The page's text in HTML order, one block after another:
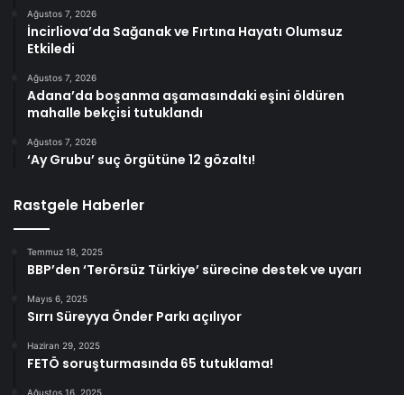
Ağustos 7, 2026
İncirliova’da Sağanak ve Fırtına Hayatı Olumsuz
Etkiledi
Ağustos 7, 2026
Adana’da boşanma aşamasındaki eşini öldüren
mahalle bekçisi tutuklandı
Ağustos 7, 2026
‘Ay Grubu’ suç örgütüne 12 gözaltı!
Rastgele Haberler
Temmuz 18, 2025
BBP’den ‘Terörsüz Türkiye’ sürecine destek ve uyarı
Mayıs 6, 2025
Sırrı Süreyya Önder Parkı açılıyor
Haziran 29, 2025
FETÖ soruşturmasında 65 tutuklama!
Ağustos 16, 2025